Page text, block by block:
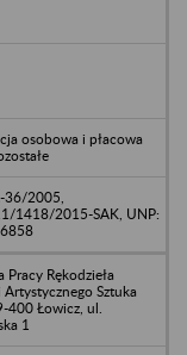
osobowa i płacowa
36/2005,
1418/2015-SAK, UNP:
Pracy Rękodzieła
Sztuka
400 Łowicz, ul.
1